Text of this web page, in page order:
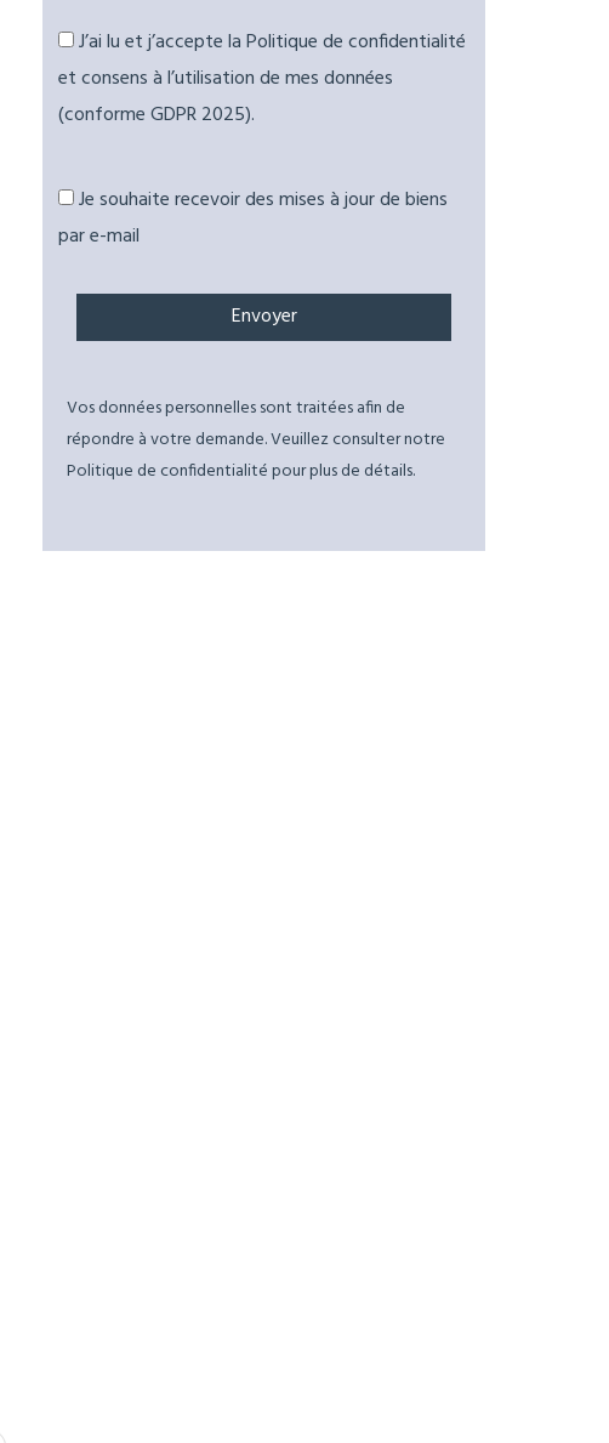
J’ai lu et j’accepte la Politique de confidentialité
et consens à l’utilisation de mes données
(conforme GDPR 2025).
Je souhaite recevoir des mises à jour de biens
par e-mail
Vos données personnelles sont traitées afin de
répondre à votre demande. Veuillez consulter notre
Politique de confidentialité pour plus de détails.